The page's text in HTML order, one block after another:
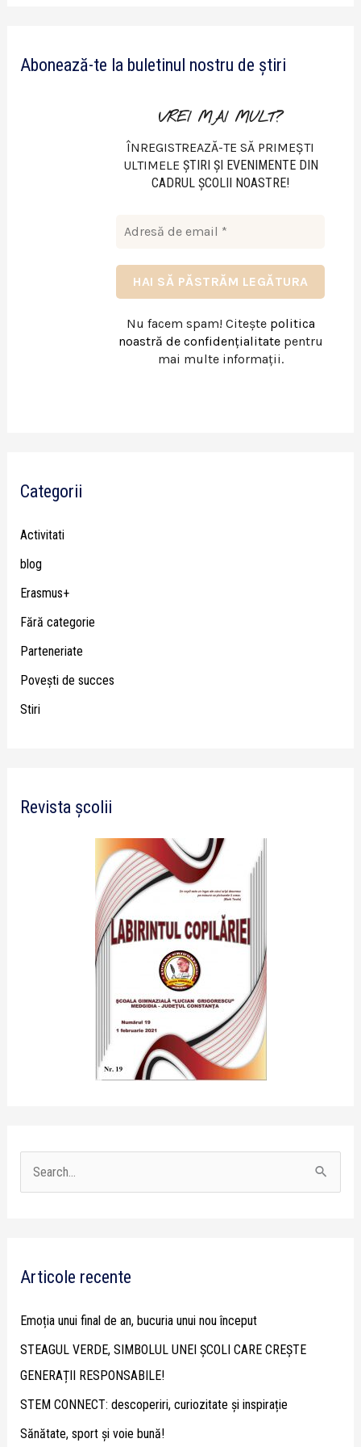
o
Abonează-te la buletinul nostru de știri
VREI MAI MULT?
ÎNREGISTREAZĂ-TE SĂ PRIMEȘTI
ULTIMELE ŞTIRI ŞI EVENIMENTE DIN
CADRUL ŞCOLII NOASTRE!
Nu facem spam! Citește politica
noastră de confidențialitatepentru
mai multe informații.
Categorii
Activitati
blog
Erasmus+
Fără categorie
Parteneriate
Poveşti de succes
Stiri
Revista școlii
c
o
r
:
Articole recente
Emoția unui final de an, bucuria unui nou început
STEAGUL VERDE, SIMBOLUL UNEI ȘCOLI CARE CREȘTE
GENERAȚII RESPONSABILE!
STEM CONNECT: descoperiri, curiozitate și inspirație
Sănătate, sport și voie bună!